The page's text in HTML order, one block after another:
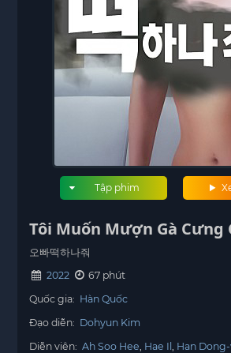
Tập phim
Tôi Muốn Mượn Gà Cưng
오빠떡하나줘
2022
67 phút
Quốc gia: Hàn Quốc
Đạo diễn: Dohyun Kim
Diễn viên: Ah Soo Hee Hae Il Han